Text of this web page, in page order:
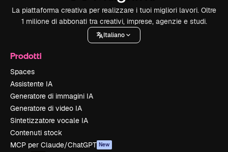
La piattaforma creativa per realizzare i tuoi migliori lavori. Oltre
1 milione di abbonati tra creativi, imprese, agenzie e studi.
Italiano
Prodotti
Spaces
Assistente IA
Generatore di immagini IA
Generatore di video IA
Sintetizzatore vocale IA
Contenuti stock
MCP per Claude/ChatGPT New